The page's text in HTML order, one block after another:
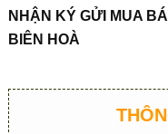
NHẬN KÝ GỬI MUA
BIÊN HOÀ